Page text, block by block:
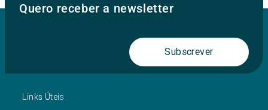
Quero receber a newsletter
Subscrever
Links Úteis